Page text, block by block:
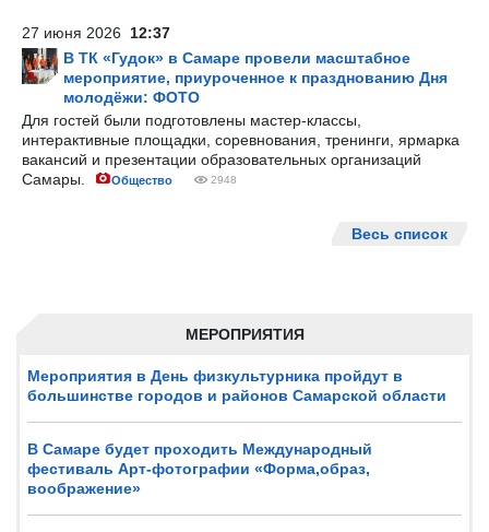
МЕРОПРИЯТИЯ
Мероприятия в День физкультурника пройдут в
большинстве городов и районов Самарской области
В Самаре будет проходить Международный
фестиваль Арт-фотографии «Форма,образ,
воображение»
27 июня 2026 12:37
В ТК «Гудок» в Самаре провели масштабное
мероприятие, приуроченное к празднованию Дня
молодёжи: ФОТО
Для гостей были подготовлены мастер-классы,
интерактивные площадки, соревнования, тренинги, ярмарка
вакансий и презентации образовательных организаций
Самары.
Общество 2948
Весь список